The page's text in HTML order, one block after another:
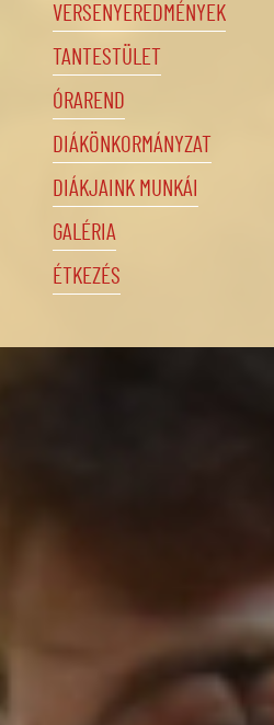
VERSENYEREDMÉNYEK
TANTESTÜLET
ÓRAREND
DIÁKÖNKORMÁNYZAT
DIÁKJAINK MUNKÁI
GALÉRIA
ÉTKEZÉS